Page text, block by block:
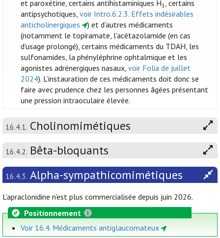
et paroxétine, certains antihistaminiques H1, certains
antipsychotiques,voir Intro.6.2.3. Effets indésirables
anticholinergiques
) et d’autres médicaments
(notamment le topiramate, l’acétazolamide (en cas
d’usage prolongé), certains médicaments du TDAH, les
sulfonamides, la phényléphrine ophtalmique et les
agonistes adrénergiques nasaux,voir Folia de juillet
2024). L’instauration de ces médicaments doit donc se
faire avec prudence chez les personnes âgées présentant
une pression intraoculaire élevée.
16.4.1. Cholinomimétiques
16.4.2. Bêta-bloquants
16.4.3. Alpha-sympathicomimétiques
L’apraclonidine n’est plus commercialisée depuis juin 2026.
Positionnement
Voir 16.4. Médicaments antiglaucomateux